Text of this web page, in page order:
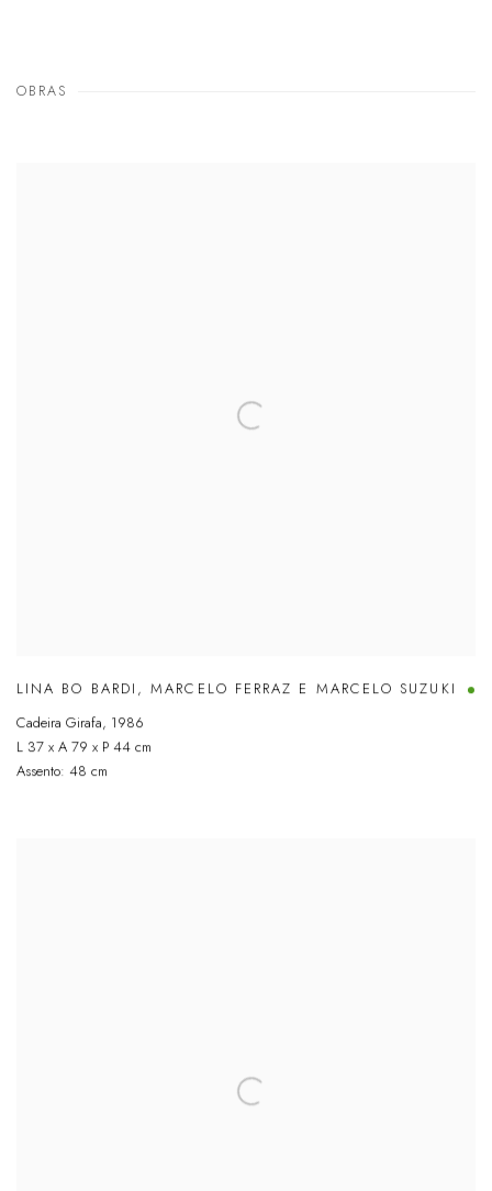
OBRAS
LINA BO BARDI ,MARCELO FERRAZ E MARCELO SUZUKI
Cadeira Girafa, 1986
L 37 x A 79 x P 44 cm
Assento: 48 cm